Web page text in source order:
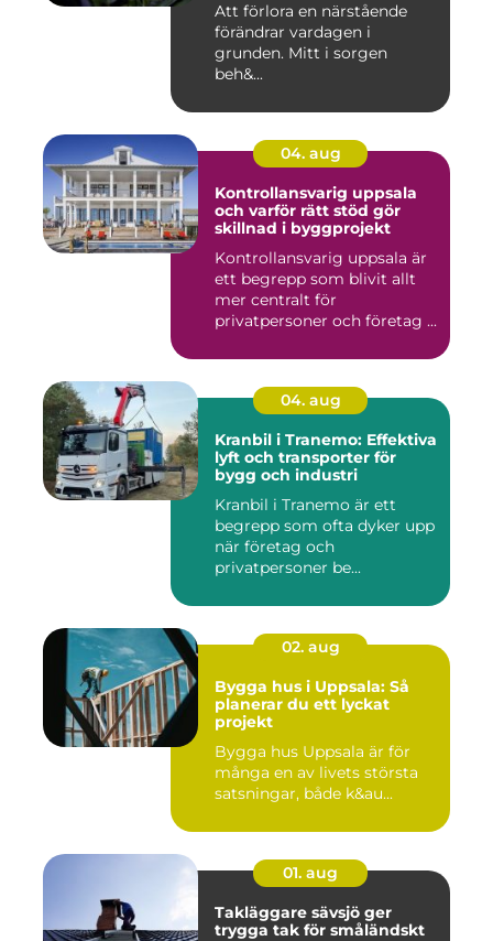
Att förlora en närstående
förändrar vardagen i
grunden. Mitt i sorgen
beh&...
04. aug
Kontrollansvarig uppsala
och varför rätt stöd gör
skillnad i byggprojekt
Kontrollansvarig uppsala är
ett begrepp som blivit allt
mer centralt för
privatpersoner och företag ...
04. aug
Kranbil i Tranemo: Effektiva
lyft och transporter för
bygg och industri
Kranbil i Tranemo är ett
begrepp som ofta dyker upp
när företag och
privatpersoner be...
02. aug
Bygga hus i Uppsala: Så
planerar du ett lyckat
projekt
Bygga hus Uppsala är för
många en av livets största
satsningar, både k&au...
01. aug
Takläggare sävsjö ger
trygga tak för småländskt